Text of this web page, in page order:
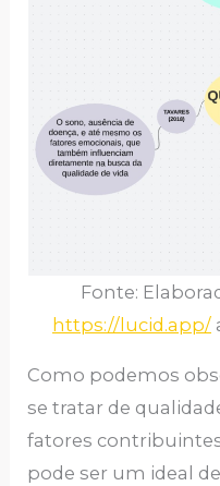
Fonte:
https://lucid.app/
Como podemos
se tratar de
fatores
pode ser um ideal